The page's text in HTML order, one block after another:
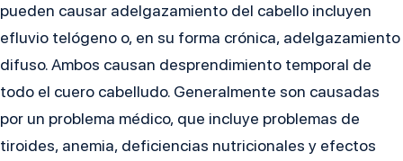
pueden causar adelgazamiento del cabello incluyen
efluvio telógeno o, en su forma crónica, adelgazamiento
difuso. Ambos causan desprendimiento temporal de
todo el cuero cabelludo. Generalmente son causadas
por un problema médico, que incluye problemas de
tiroides, anemia, deficiencias nutricionales y efectos